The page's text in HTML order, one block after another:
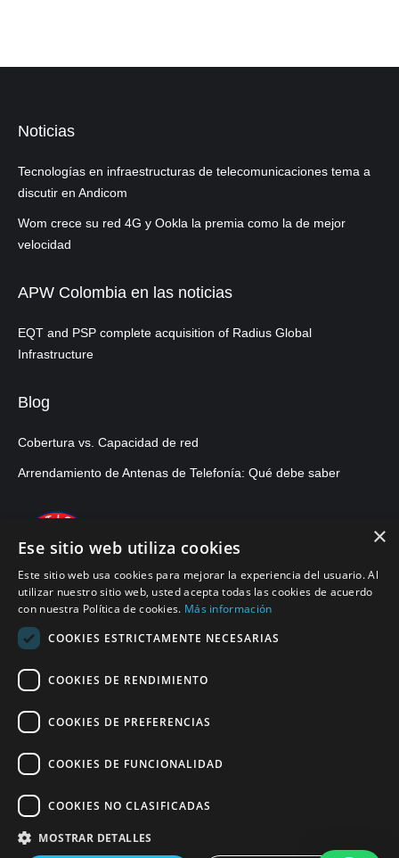
Noticias
Tecnologías en infraestructuras de telecomunicaciones tema a
discutir en Andicom
Wom crece su red 4G y Ookla la premia como la de mejor
velocidad
APW Colombia en las noticias
EQT and PSP complete acquisition of Radius Global
Infrastructure
Blog
Cobertura vs. Capacidad de red
Arrendamiento de Antenas de Telefonía: Qué debe saber
Políticas de Cumplimiento SAGRILAFT y PTEE
Condiciones Generales de Uso
Find us on:
×
Ese sitio web utiliza cookies
Este sitio web usa cookies para mejorar la experiencia del usuario. Al
utilizar nuestro sitio web, usted acepta todas las cookies de acuerdo
con nuestra Política de cookies. Más información
COOKIES ESTRICTAMENTE NECESARIAS
COOKIES DE RENDIMIENTO
COOKIES DE PREFERENCIAS
COOKIES DE FUNCIONALIDAD
COOKIES NO CLASIFICADAS
MOSTRAR DETALLES